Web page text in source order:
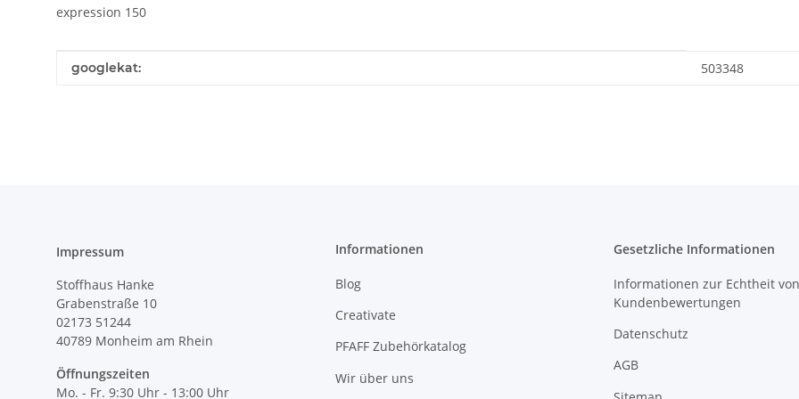
expression 150
Produkteigenschaft
Wert
googlekat: 503348
Impressum
Stoffhaus Hanke
Grabenstraße 10
02173 51244
40789 Monheim am Rhein
Öffnungszeiten
Mo. - Fr. 9:30 Uhr - 13:00 Uhr
Informationen
Blog
Creativate
PFAFF Zubehörkatalog
Wir über uns
Gesetzliche Informationen
Informationen zur Echtheit von
Kundenbewertungen
Datenschutz
AGB